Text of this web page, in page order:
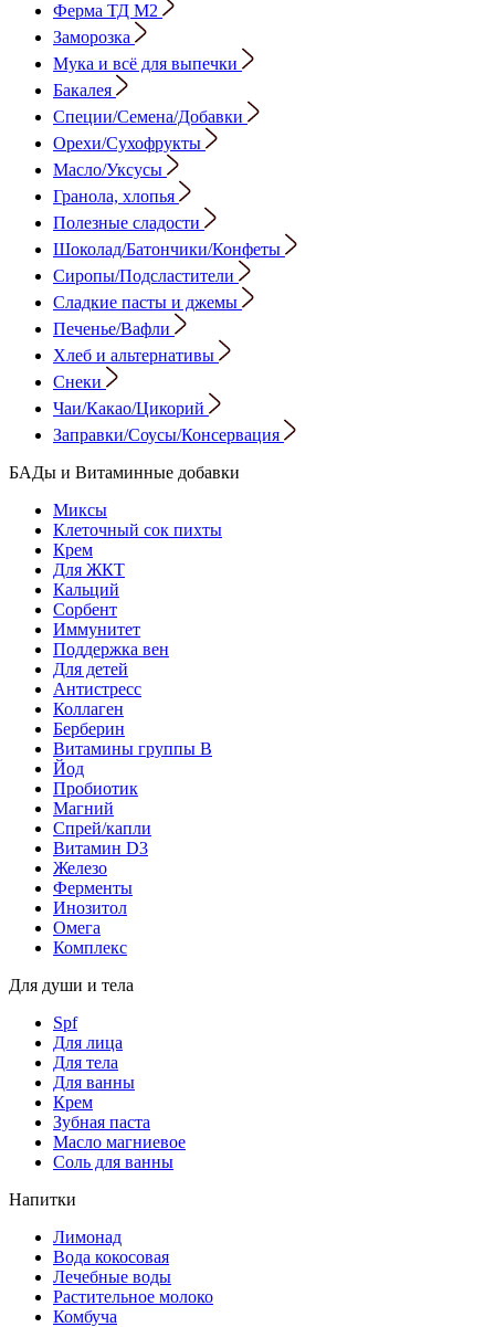
Ферма ТД М2
Заморозка
Мука и всё для выпечки
Бакалея
Специи/Семена/Добавки
Орехи/Сухофрукты
Масло/Уксусы
Гранола, хлопья
Полезные сладости
Шоколад/Батончики/Конфеты
Сиропы/Подсластители
Сладкие пасты и джемы
Печенье/Вафли
Хлеб и альтернативы
Снеки
Чаи/Какао/Цикорий
Заправки/Соусы/Консервация
БАДы и Витаминные добавки
Миксы
Клеточный сок пихты
Крем
Для ЖКТ
Кальций
Сорбент
Иммунитет
Поддержка вен
Для детей
Антистресс
Коллаген
Берберин
Витамины группы B
Йод
Пробиотик
Магний
Спрей/капли
Витамин D3
Железо
Ферменты
Инозитол
Омега
Комплекс
Для души и тела
Spf
Для лица
Для тела
Для ванны
Крем
Зубная паста
Масло магниевое
Соль для ванны
Напитки
Лимонад
Вода кокосовая
Лечебные воды
Растительное молоко
Комбуча